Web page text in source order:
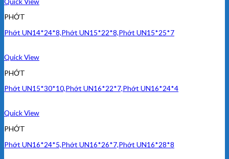
PHỚT
Phớt UN14*24*8,Phớt UN15*22*8,Phớt UN15*25*7
Quick View
PHỚT
Phớt UN15*30*10,Phớt UN16*22*7,Phớt UN16*24*4
Quick View
PHỚT
Phớt UN16*24*5,Phớt UN16*26*7,Phớt UN16*28*8